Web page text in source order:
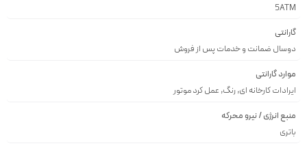
5ATM
گارانتی
دوسال ضمانت و خدمات پس از فروش
موارد گارانتی
ایرادات کارخانه ای, رنگ, عمل کرد موتور
منبع انرژی / نیرو محرکه
باتری